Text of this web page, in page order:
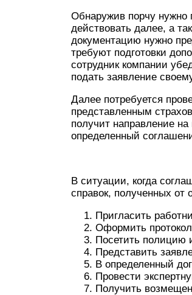
Обнаружив порчу нужно
действовать далее, а
документацию нужно
требуют подготовки
сотрудник компании
подать заявление
Далее потребуется
представленным
получит направление
определенный
В ситуации, когда
справок, полученных от
Пригласить
Оформить
Посетить полицию
Представить
В определенный
Провести
Получить